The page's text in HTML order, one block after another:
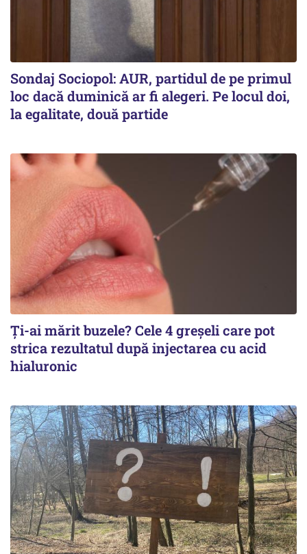
Sondaj Sociopol: AUR, partidul de pe primul
loc dacă duminică ar fi alegeri. Pe locul doi,
la egalitate, două partide
Ți-ai mărit buzele? Cele 4 greșeli care pot
strica rezultatul după injectarea cu acid
hialuronic